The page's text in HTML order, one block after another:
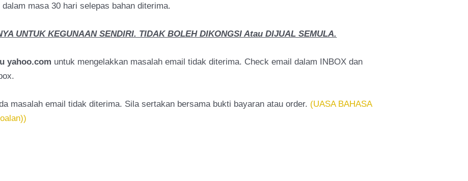
masa 30 hari selepas bahan diterima.
UNTUK KEGUNAAN SENDIRI. TIDAK BOLEH DIKONGSI Atau DIJUAL SEMULA.
yahoo.com untuk mengelakkan masalah email tidak diterima. Check email dalam INBOX dan
masalah email tidak diterima. Sila sertakan bersama bukti bayaran atau order. (UASA BAHASA